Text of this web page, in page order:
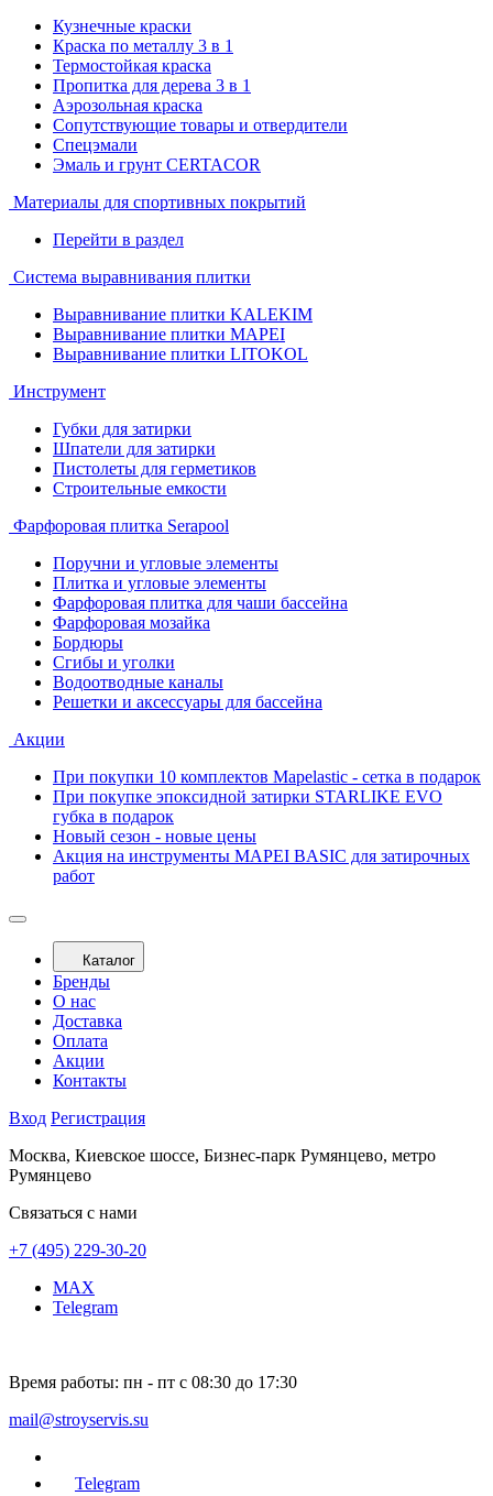
Кузнечные краски
Краска по металлу 3 в 1
Термостойкая краска
Пропитка для дерева 3 в 1
Аэрозольная краска
Сопутствующие товары и отвердители
Спецэмали
Эмаль и грунт CERTACOR
Материалы для спортивных покрытий
Перейти в раздел
Система выравнивания плитки
Выравнивание плитки KALEKIM
Выравнивание плитки MAPEI
Выравнивание плитки LITOKOL
Инструмент
Губки для затирки
Шпатели для затирки
Пистолеты для герметиков
Строительные емкости
Фарфоровая плитка Serapool
Поручни и угловые элементы
Плитка и угловые элементы
Фарфоровая плитка для чаши бассейна
Фарфоровая мозайка
Бордюры
Сгибы и уголки
Водоотводные каналы
Решетки и аксессуары для бассейна
Акции
При покупки 10 комплектов Mapelastic - сетка в подарок
При покупке эпоксидной затирки STARLIKE EVO
губка в подарок
Новый сезон - новые цены
Акция на инструменты MAPEI BASIC для затирочных
работ
Каталог
Бренды
О нас
Доставка
Оплата
Акции
Контакты
Вход Регистрация
Москва, Киевское шоссе, Бизнес-парк Румянцево, метро
Румянцево
Связаться с нами
+7 (495) 229-30-20
MAX
Telegram
Время работы: пн - пт с 08:30 до 17:30
mail@stroyservis.su
Telegram